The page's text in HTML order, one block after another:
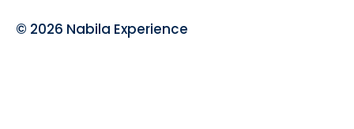
© 2026 Nabila Experience